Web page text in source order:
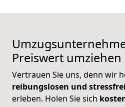
Preiswert umziehen
Vertrauen Sie uns, denn wir
reibungslosen und
erleben. Holen Sie sich